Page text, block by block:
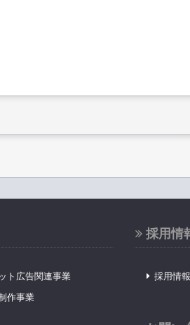
ト広告関連事業
作事業
採用情
採用情報